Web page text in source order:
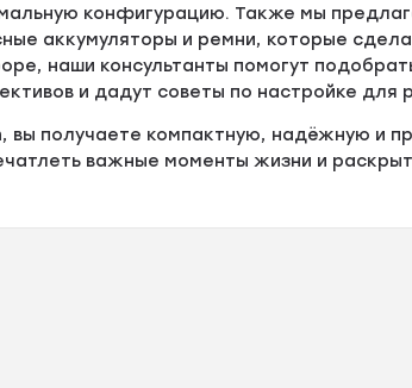
конфигурацию. Также мы
аккумуляторы и ремни, которые
наши консультанты помогут
и дадут советы по настройке для
вы получаете компактную, надёжную и
важные моменты жизни и